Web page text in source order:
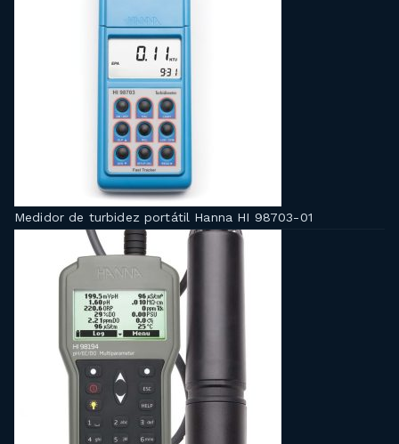
Medidor de turbidez portátil Hanna HI 98703-01